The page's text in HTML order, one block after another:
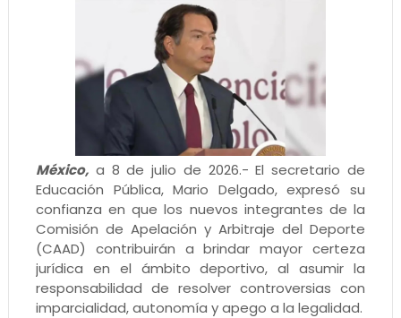
México,a 8 de julio de 2026.- El secretario de
Educación Pública, Mario Delgado, expresó su
confianza en que los nuevos integrantes de la
Comisión de Apelación y Arbitraje del Deporte
(CAAD) contribuirán a brindar mayor certeza
jurídica en el ámbito deportivo, al asumir la
responsabilidad de resolver controversias con
imparcialidad, autonomía y apego a la legalidad.